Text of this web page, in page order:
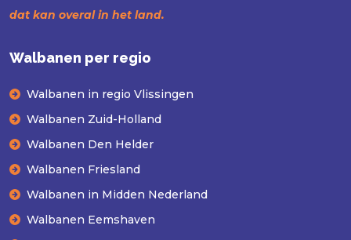
dat kan overal in het land.
Walbanen per regio
Walbanen in regio Vlissingen
Walbanen Zuid-Holland
Walbanen Den Helder
Walbanen Friesland
Walbanen in Midden Nederland
Walbanen Eemshaven